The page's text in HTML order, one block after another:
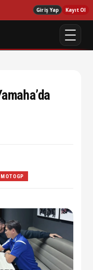
Giriş Yap Kayıt Ol
MOTOGP